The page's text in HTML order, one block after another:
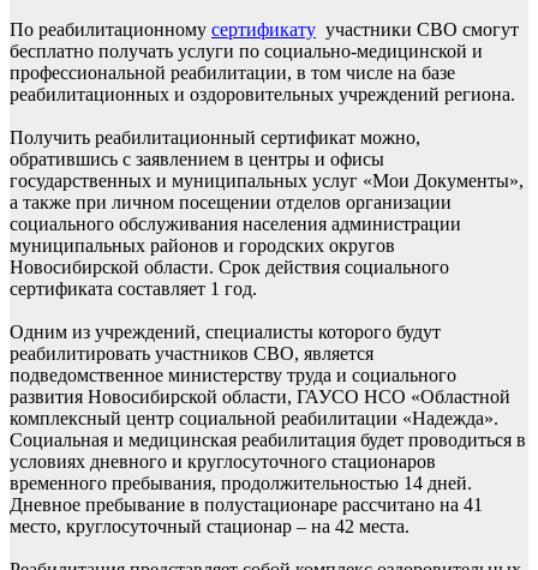
По реабилитационному сертификату участники СВО смогут
бесплатно получать услуги по социально-медицинской и
профессиональной реабилитации, в том числе на базе
реабилитационных и оздоровительных учреждений региона.
Получить реабилитационный сертификат можно,
обратившись с заявлением в центры и офисы
государственных и муниципальных услуг «Мои Документы»,
а также при личном посещении отделов организации
социального обслуживания населения администрации
муниципальных районов и городских округов
Новосибирской области. Срок действия социального
сертификата составляет 1 год.
Одним из учреждений, специалисты которого будут
реабилитировать участников СВО, является
подведомственное министерству труда и социального
развития Новосибирской области, ГАУСО НСО «Областной
комплексный центр социальной реабилитации «Надежда».
Социальная и медицинская реабилитация будет проводиться в
условиях дневного и круглосуточного стационаров
временного пребывания, продолжительностью 14 дней.
Дневное пребывание в полустационаре рассчитано на 41
место, круглосуточный стационар – на 42 места.